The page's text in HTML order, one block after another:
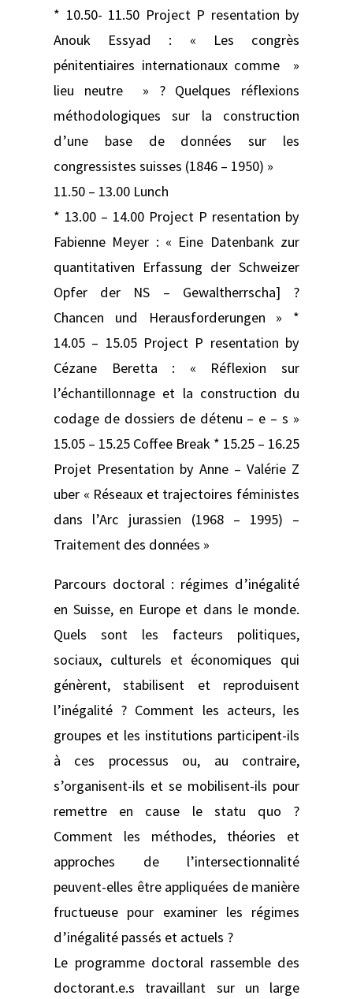
* 10.50- 11.50 Project P resentation by
Anouk Essyad : « Les congrès
pénitentiaires internationaux comme »
lieu neutre » ? Quelques réflexions
méthodologiques sur la construction
d’une base de données sur les
congressistes suisses (1846 – 1950) »
11.50 – 13.00 Lunch
* 13.00 – 14.00 Project P resentation by
Fabienne Meyer : « Eine Datenbank zur
quantitativen Erfassung der Schweizer
Opfer der NS – Gewaltherrscha] ?
Chancen und Herausforderungen » *
14.05 – 15.05 Project P resentation by
Cézane Beretta : « Réflexion sur
l’échantillonnage et la construction du
codage de dossiers de détenu – e – s »
15.05 – 15.25 Coffee Break * 15.25 – 16.25
Projet Presentation by Anne – Valérie Z
uber « Réseaux et trajectoires féministes
dans l’Arc jurassien (1968 – 1995) –
Traitement des données »
Parcours doctoral : régimes d’inégalité
en Suisse, en Europe et dans le monde.
Quels sont les facteurs politiques,
sociaux, culturels et économiques qui
génèrent, stabilisent et reproduisent
l’inégalité ? Comment les acteurs, les
groupes et les institutions participent-ils
à ces processus ou, au contraire,
s’organisent-ils et se mobilisent-ils pour
remettre en cause le statu quo ?
Comment les méthodes, théories et
approches de l’intersectionnalité
peuvent-elles être appliquées de manière
fructueuse pour examiner les régimes
d’inégalité passés et actuels ?
Le programme doctoral rassemble des
doctorant.e.s travaillant sur un large